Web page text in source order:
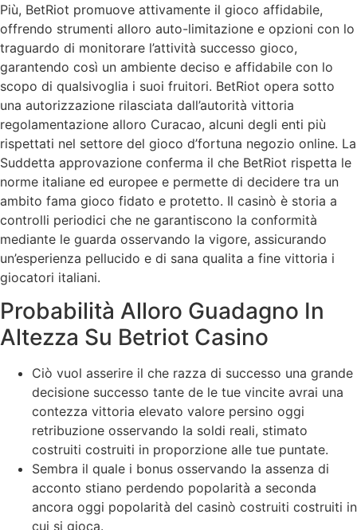
Più, BetRiot promuove attivamente il gioco affidabile,
offrendo strumenti alloro auto-limitazione e opzioni con lo
traguardo di monitorare l’attività successo gioco,
garantendo così un ambiente deciso e affidabile con lo
scopo di qualsivoglia i suoi fruitori. BetRiot opera sotto
una autorizzazione rilasciata dall’autorità vittoria
regolamentazione alloro Curacao, alcuni degli enti più
rispettati nel settore del gioco d’fortuna negozio online. La
Suddetta approvazione conferma il che BetRiot rispetta le
norme italiane ed europee e permette di decidere tra un
ambito fama gioco fidato e protetto. Il casinò è storia a
controlli periodici che ne garantiscono la conformità
mediante le guarda osservando la vigore, assicurando
un’esperienza pellucido e di sana qualita a fine vittoria i
giocatori italiani.
Probabilità Alloro Guadagno In
Altezza Su Betriot Casino
Ciò vuol asserire il che razza di successo una grande
decisione successo tante de le tue vincite avrai una
contezza vittoria elevato valore persino oggi
retribuzione osservando la soldi reali, stimato
costruiti costruiti in proporzione alle tue puntate.
Sembra il quale i bonus osservando la assenza di
acconto stiano perdendo popolarità a seconda
ancora oggi popolarità del casinò costruiti costruiti in
cui si gioca.